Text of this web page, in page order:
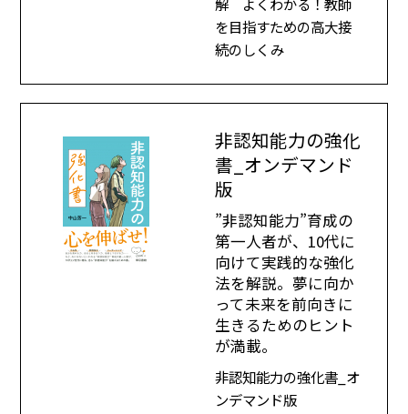
を目指すための高大接
続のしくみ
非認知能力の強化
書_オンデマンド
版
”非認知能力”育成の
第一人者が、10代に
向けて実践的な強化
法を解説。夢に向か
って未来を前向きに
生きるためのヒント
が満載。
非認知能力の強化書_オ
ンデマンド版